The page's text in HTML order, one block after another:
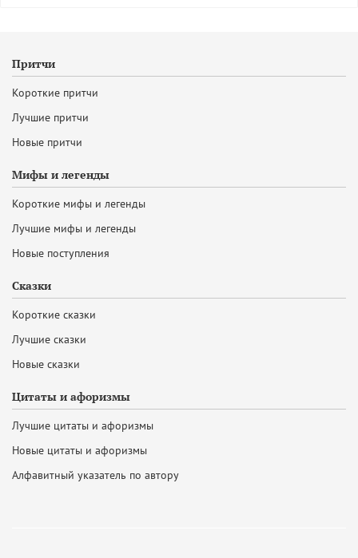
Притчи
Короткие притчи
Лучшие притчи
Новые притчи
Мифы и легенды
Короткие мифы и легенды
Лучшие мифы и легенды
Новые поступления
Сказки
Короткие сказки
Лучшие сказки
Новые сказки
Цитаты и афоризмы
Лучшие цитаты и афоризмы
Новые цитаты и афоризмы
Алфавитный указатель по автору